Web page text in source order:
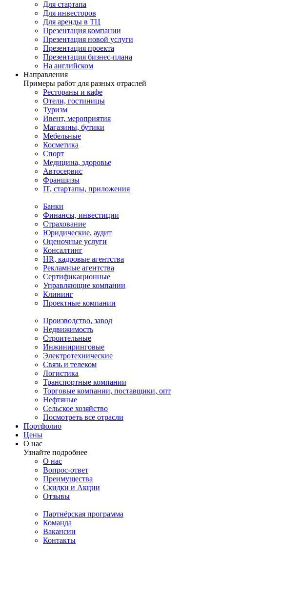
Для стартапа
Для инвесторов
Для аренды в ТЦ
Презентация компании
Презентация новой услуги
Презентация проекта
Презентация бизнес-плана
На английском
Направления
Примеры работ для разных отраслей
Рестораны и кафе
Отели, гостиницы
Туризм
Ивент, мероприятия
Магазины, бутики
Мебельные
Косметика
Спорт
Медицина, здоровье
Автосервис
Франшизы
IT, стартапы, приложения
Банки
Финансы, инвестиции
Страхование
Юридические, аудит
Оценочные услуги
Консалтинг
HR, кадровые агентства
Рекламные агентства
Сертификационные
Управляющие компании
Клининг
Проектные компании
Производство, завод
Недвижимость
Строительные
Инжиниринговые
Электротехнические
Связь и телеком
Логистика
Транспортные компании
Торговые компании, поставщики, опт
Нефтяные
Сельское хозяйство
Посмотреть все отрасли
Портфолио
Цены
О нас
Узнайте подробнее
О нас
Вопрос-ответ
Преимущества
Скидки и Акции
Отзывы
Партнёрская программа
Команда
Вакансии
Контакты